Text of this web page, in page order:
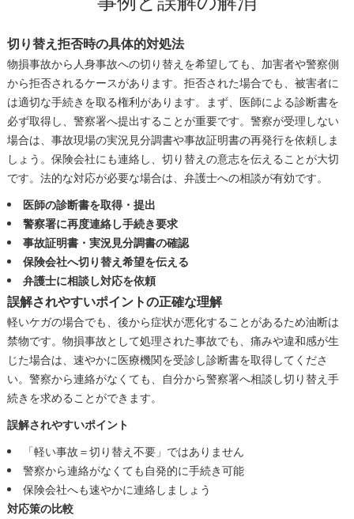
切り替え拒否時の具体的対処法
物損事故から人身事故への切り替えを希望しても、加害者や警察側
から拒否されるケースがあります。拒否された場合でも、被害者に
は適切な手続きを取る権利があります。まず、医師による診断書を
必ず取得し、警察署へ提出することが重要です。警察が受理しない
場合は、事故現場の実況見分調書や事故証明書の再発行を依頼しま
しょう。保険会社にも連絡し、切り替えの意志を伝えることが大切
です。法的な対応が必要な場合は、弁護士への相談が有効です。
医師の診断書を取得・提出
警察署に再度連絡し手続き要求
事故証明書・実況見分調書の確認
保険会社へ切り替え希望を伝える
弁護士に相談し対応を依頼
誤解されやすいポイントの正確な理解
軽いケガの場合でも、後から症状が悪化することがあるため油断は
禁物です。物損事故として処理された事故でも、痛みや違和感が生
じた場合は、速やかに医療機関を受診し診断書を取得してくださ
い。警察から連絡がなくても、自分から警察署へ相談し切り替え手
続きを求めることができます。
誤解されやすいポイント
「軽い事故＝切り替え不要」ではありません
警察から連絡がなくても自発的に手続き可能
保険会社へも速やかに連絡しましょう
対応策の比較